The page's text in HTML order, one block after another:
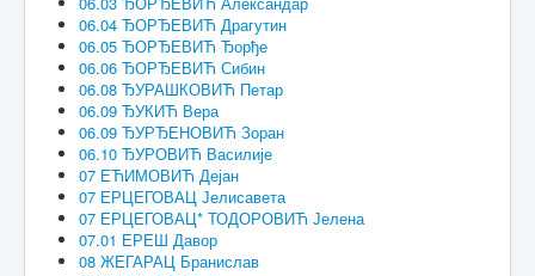
06.04 ЂОРЂЕВИЋ Драгутин
06.05 ЂОРЂЕВИЋ Ђорђе
06.06 ЂОРЂЕВИЋ Сибин
06.08 ЂУРАШКОВИЋ Петар
06.09 ЂУКИЋ Вера
06.09 ЂУРЂЕНОВИЋ Зоран
06.10 ЂУРОВИЋ Василије
07 ЕЋИМОВИЋ Дејан
07 ЕРЦЕГОВАЦ Јелисавета
07 ЕРЦЕГОВАЦ* ТОДОРОВИЋ Јелена
07.01 ЕРЕШ Давор
08 ЖЕГАРАЦ Бранислав